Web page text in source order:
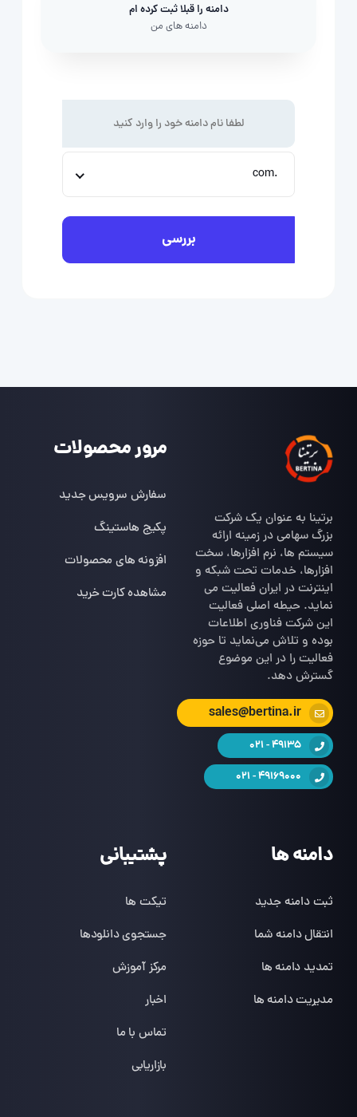
دامنه را قبلا ثبت کرده ام
دامنه های من
.com
بررسی
برتینا به عنوان یک شرکت
بزرگ سهامی در زمینه ارائه
سیستم ها، نرم افزارها، سخت
افزارها، خدمات تحت شبکه و
اینترنت در ایران فعالیت می
نماید. حیطه اصلی فعالیت
این شرکت فناوری اطلاعات
بوده و تلاش می‌نماید تا حوزه
فعالیت را در این موضوع
گسترش دهد.
sales@bertina.ir
49135 - 021
49169000 - 021
مرور محصولات
سفارش سرویس جدید
پکیج هاستینگ
افزونه های محصولات
مشاهده کارت خرید
دامنه ها
ثبت دامنه جدید
انتقال دامنه شما
تمدید دامنه ها
مدیریت دامنه ها
پشتیبانی
تیکت ها
جستجوی دانلودها
مرکز آموزش
اخبار
تماس با ما
بازاریابی